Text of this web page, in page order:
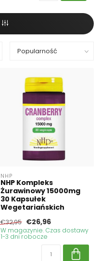
NHP
NHP Kompleks
Żurawinowy 15000mg
30 Kapsułek
Wegetariańskich
€32,95 €26,96
W magazynie. Czas dostawy
1-3 dni robocze